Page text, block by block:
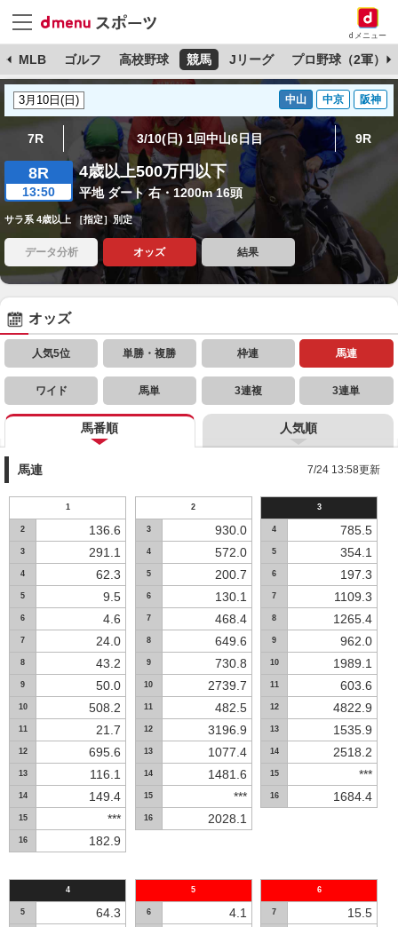
dメニュー
MLB ゴルフ 高校野球 競馬 Jリーグ プロ野球（2軍）
中山 中京 阪神
7R 3/10(日) 1回中山6日目 9R
8R
13:50
4歳以上500万円以下
平地 ダート 右・1200m 16頭
サラ系 4歳以上 ［指定］別定
データ分析 オッズ 結果
オッズ
人気5位 単勝・複勝 枠連 馬連
ワイド 馬単 3連複 3連単
馬番順 人気順
馬連 7/24 13:58更新
1
2 136.6
3 291.1
4 62.3
5 9.5
6 4.6
7 24.0
8 43.2
9 50.0
10 508.2
11 21.7
12 695.6
13 116.1
14 149.4
15 ***
16 182.9
2
3 930.0
4 572.0
5 200.7
6 130.1
7 468.4
8 649.6
9 730.8
10 2739.7
11 482.5
12 3196.9
13 1077.4
14 1481.6
15 ***
16 2028.1
3
4 785.5
5 354.1
6 197.3
7 1109.3
8 1265.4
9 962.0
10 1989.1
11 603.6
12 4822.9
13 1535.9
14 2518.2
15 ***
16 1684.4
4
5 64.3
5
6 4.1
6
7 15.5